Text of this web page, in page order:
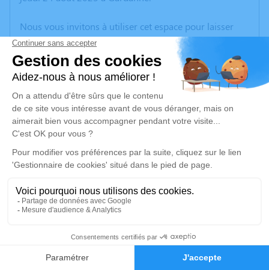
Faire-part Hommages
Nous vous invitons à utiliser cet espace pour laisser
vos condoléances, partager des photos souvenirs, une
anecdote ou exprimer vos pensées à travers des
poèmes ou des textes. Cet endroit est un lieu
d'expression dédié à honorer la mémoire de Monique
LORENZATI.
Un service de plantation d’arbre hommage est
disponible ici.
Je rends hommage
Cérémonie religieuse
Église de Biver de Gardanne
188 Rue des Rosiers